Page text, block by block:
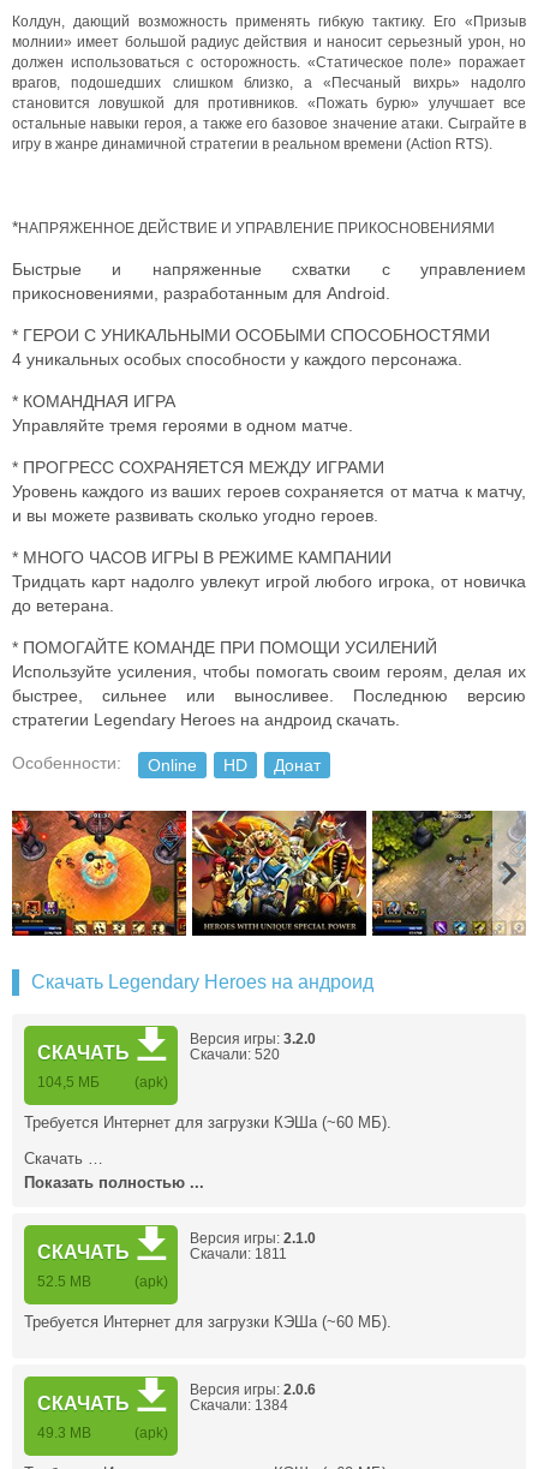
Колдун, дающий возможность применять гибкую тактику. Его «Призыв
молнии» имеет большой радиус действия и наносит серьезный урон, но
должен использоваться с осторожность. «Статическое поле» поражает
врагов, подошедших слишком близко, а «Песчаный вихрь» надолго
становится ловушкой для противников. «Пожать бурю» улучшает все
остальные навыки героя, а также его базовое значение атаки. Сыграйте в
игру в жанре динамичной стратегии в реальном времени (Action RTS).
*НАПРЯЖЕННОЕ ДЕЙСТВИЕ И УПРАВЛЕНИЕ ПРИКОСНОВЕНИЯМИ
Быстрые и напряженные схватки с управлением
прикосновениями, разработанным для Android.
* ГЕРОИ С УНИКАЛЬНЫМИ ОСОБЫМИ СПОСОБНОСТЯМИ
4 уникальных особых способности у каждого персонажа.
* КОМАНДНАЯ ИГРА
Управляйте тремя героями в одном матче.
* ПРОГРЕСС СОХРАНЯЕТСЯ МЕЖДУ ИГРАМИ
Уровень каждого из ваших героев сохраняется от матча к матчу,
и вы можете развивать сколько угодно героев.
* МНОГО ЧАСОВ ИГРЫ В РЕЖИМЕ КАМПАНИИ
Тридцать карт надолго увлекут игрой любого игрока, от новичка
до ветерана.
* ПОМОГАЙТЕ КОМАНДЕ ПРИ ПОМОЩИ УСИЛЕНИЙ
Используйте усиления, чтобы помогать своим героям, делая их
быстрее, сильнее или выносливее. Последнюю версию
стратегии Legendary Heroes на андроид скачать.
Особенности: Online HD Донат
Скачать Legendary Heroes на андроид
СКАЧАТЬ
104,5 МБ (apk)
Версия игры: 3.2.0
Скачали: 520
Требуется Интернет для загрузки КЭШа (~60 МБ).
Скачать …
Показать полностью ...
СКАЧАТЬ
52.5 MB (apk)
Версия игры: 2.1.0
Скачали: 1811
Требуется Интернет для загрузки КЭШа (~60 МБ).
СКАЧАТЬ
49.3 MB (apk)
Версия игры: 2.0.6
Скачали: 1384